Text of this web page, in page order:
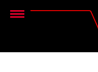
Menu